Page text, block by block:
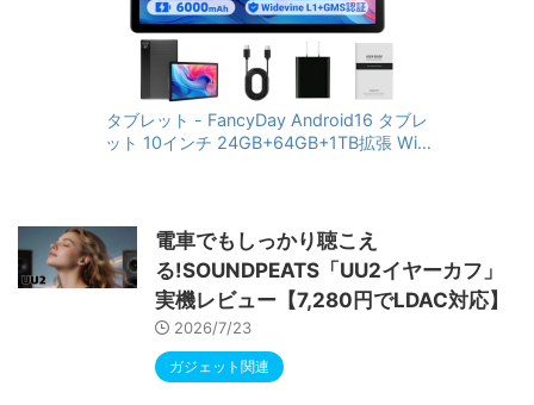
タブレット - FancyDay Android16 タブレ
ット 10インチ 24GB+64GB+1TB拡張 WiFi
RGBライト 児童守護 IPS画面 日本語説明書
電車でもしっかり聴こえ
る!SOUNDPEATS「UU2イヤーカフ」
実機レビュー【7,280円でLDAC対応】
2026/7/23
ガジェット関連